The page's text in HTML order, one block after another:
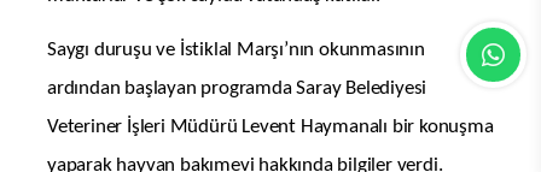
Saygı duruşu ve İstiklal Marşı’nın okunmasının
ardından başlayan programda Saray Belediyesi
Veteriner İşleri Müdürü Levent Haymanalı bir konuşma
yaparak hayvan bakımevi hakkında bilgiler verdi.